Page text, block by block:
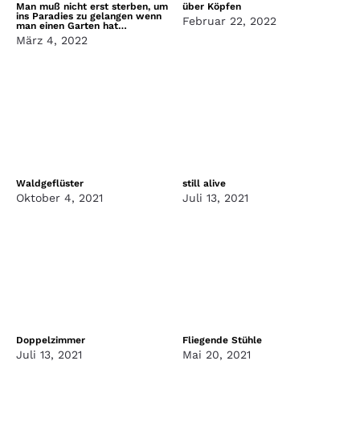
Man muß nicht erst sterben, um
ins Paradies zu gelangen wenn
man einen Garten hat…
März 4, 2022
über Köpfen
Februar 22, 2022
Waldgeflüster
Oktober 4, 2021
still alive
Juli 13, 2021
Doppelzimmer
Juli 13, 2021
Fliegende Stühle
Mai 20, 2021